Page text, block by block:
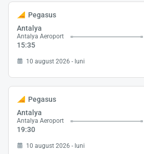
Pegasus
Antalya
Antalya Aeroport
15:35
10 august 2026 - luni
Pegasus
Antalya
Antalya Aeroport
19:30
10 august 2026 - luni